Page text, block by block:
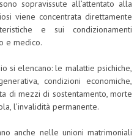
sopravissute all’attentato alla
viene concentrata direttamente
e sui condizionamenti
e medico.
si elencano: le malattie psichiche,
condizioni economiche,
di mezzi di sostentamento, morte
l’invalidità permanente.
anche nelle unioni matrimoniali